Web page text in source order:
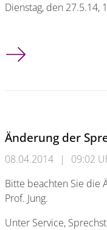
Dienstag, den 27.5.14,
Sprechstunde
Änderung der
08.04.2014 |
09:02
Bitte beachten Sie die
Prof. Jung.
Unter Service,